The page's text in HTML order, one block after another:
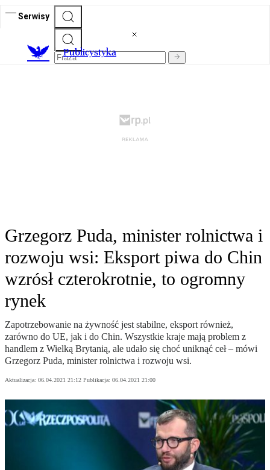
Serwisy
Publicystyka
Grzegorz Puda, minister rolnictwa i
rozwoju wsi: Eksport piwa do Chin
wzrósł czterokrotnie, to ogromny
rynek
Zapotrzebowanie na żywność jest stabilne, eksport również,
zarówno do UE, jak i do Chin. Wszystkie kraje mają problem z
handlem z Wielką Brytanią, ale udało się choć uniknąć ceł – mówi
Grzegorz Puda, minister rolnictwa i rozwoju wsi.
Aktualizacja: 06.04.2021 21:12 Publikacja: 06.04.2021 21:00